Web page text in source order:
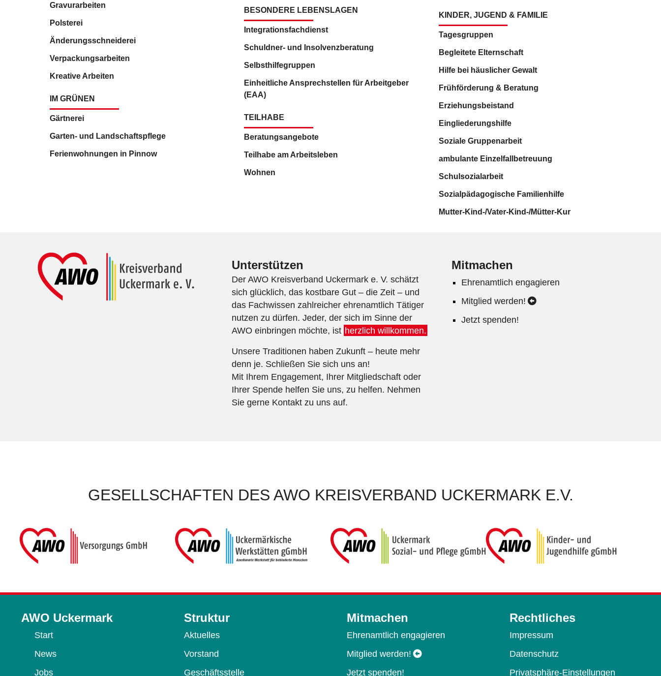
Gravurarbeiten
Polsterei
Änderungsschneiderei
Verpackungsarbeiten
Kreative Arbeiten
IM GRÜNEN
Gärtnerei
Garten- und Landschaftspflege
Ferienwohnungen in Pinnow
BESONDERE LEBENSLAGEN
Integrationsfachdienst
Schuldner- und Insolvenzberatung
Selbsthilfegruppen
Einheitliche Ansprechstellen für Arbeitgeber
(EAA)
TEILHABE
Beratungsangebote
Teilhabe am Arbeitsleben
Wohnen
KINDER, JUGEND & FAMILIE
Tagesgruppen
Begleitete Elternschaft
Hilfe bei häuslicher Gewalt
Frühförderung & Beratung
Erziehungsbeistand
Eingliederungshilfe
Soziale Gruppenarbeit
ambulante Einzelfallbetreuung
Schulsozialarbeit
Sozialpädagogische Familienhilfe
Mutter-Kind-/Vater-Kind-/Mütter-Kur
Unterstützen
Der AWO Kreisverband Uckermark e. V. schätzt
sich glücklich, das kostbare Gut – die Zeit – und
das Fachwissen zahlreicher ehrenamtlich Tätiger
nutzen zu dürfen. Jeder, der sich im Sinne der
AWO einbringen möchte, ist herzlich willkommen.
Unsere Traditionen haben Zukunft – heute mehr
denn je. Schließen Sie sich uns an!
Mit Ihrem Engagement, Ihrer Mitgliedschaft oder
Ihrer Spende helfen Sie uns, zu helfen. Nehmen
Sie gerne Kontakt zu uns auf.
Mitmachen
Ehrenamtlich engagieren
Mitglied werden!
Jetzt spenden!
GESELLSCHAFTEN DES AWO KREISVERBAND UCKERMARK E.V.
AWO Uckermark
Start
News
Jobs
Struktur
Aktuelles
Vorstand
Geschäftsstelle
Mitmachen
Ehrenamtlich engagieren
Mitglied werden!
Jetzt spenden!
Rechtliches
Impressum
Datenschutz
Privatsphäre-Einstellungen